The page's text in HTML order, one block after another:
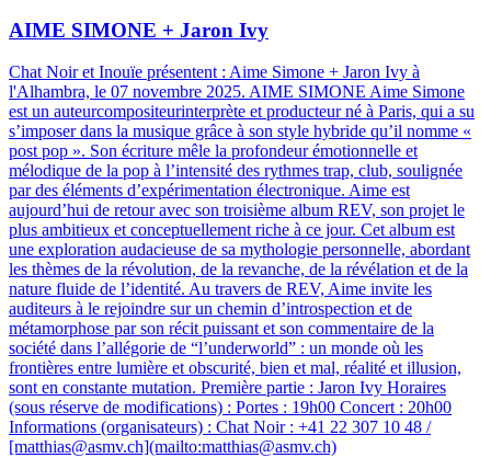
AIME SIMONE + Jaron Ivy
Chat Noir et Inouïe présentent : Aime Simone + Jaron Ivy à
l'Alhambra, le 07 novembre 2025. AIME SIMONE Aime Simone
est un auteurcompositeurinterprète et producteur né à Paris, qui a su
s’imposer dans la musique grâce à son style hybride qu’il nomme «
post pop ». Son écriture mêle la profondeur émotionnelle et
mélodique de la pop à l’intensité des rythmes trap, club, soulignée
par des éléments d’expérimentation électronique. Aime est
aujourd’hui de retour avec son troisième album REV, son projet le
plus ambitieux et conceptuellement riche à ce jour. Cet album est
une exploration audacieuse de sa mythologie personnelle, abordant
les thèmes de la révolution, de la revanche, de la révélation et de la
nature fluide de l’identité. Au travers de REV, Aime invite les
auditeurs à le rejoindre sur un chemin d’introspection et de
métamorphose par son récit puissant et son commentaire de la
société dans l’allégorie de “l’underworld” : un monde où les
frontières entre lumière et obscurité, bien et mal, réalité et illusion,
sont en constante mutation. Première partie : Jaron Ivy Horaires
(sous réserve de modifications) : Portes : 19h00 Concert : 20h00
Informations (organisateurs) : Chat Noir : +41 22 307 10 48 /
[matthias@asmv.ch](mailto:matthias@asmv.ch)